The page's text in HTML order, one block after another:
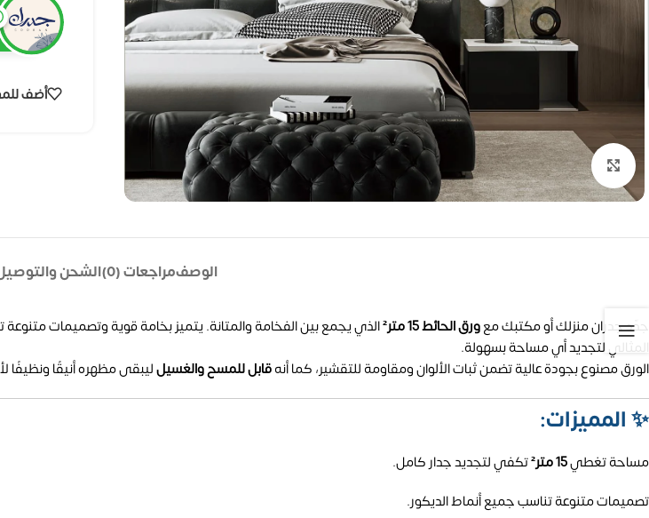
تكبير الصورة
أضف
الوصفمراجعات (0) الشحن
جدّد جدران منزلك أو مكتبك معورق الحائط 15 متر²
الذي يجمع بين الفخامة والمتانة. يتميز بخامة قوية وتصميمات
المثالي لتجديد أي مساحة بسهولة.
الورق مصنوع بجودة عالية تضمن ثبات الألوان ومقاومة للتقشير، كما أنهقابل للمسح والغسيلليبقى مظهره أنيقًا ونظيفًا
✨المميزات:
مساحة تغطي15 متر²
تكفي لتجديد جدار كامل.
تصميمات متنوعة تناسب جميع أنماط الديكور.